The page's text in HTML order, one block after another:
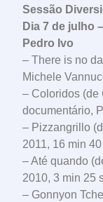
Sessão
Dia 7 de julho
Pedro Ivo
– There is no
Michele
– Coloridos (de
documentário,
– Pizzangrillo
2011, 16 min
– Até quando
2010, 3 min 25
– Gonnyon